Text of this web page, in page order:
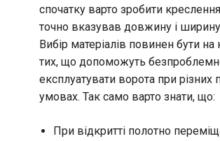
спочатку варто зробити
точно вказував довжину і
Вибір матеріалів повинен бути на
тих, що допоможуть
експлуатувати ворота при різних
умовах. Так само варто знати, що:
При відкритті полотно